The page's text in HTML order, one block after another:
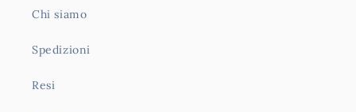
Chi siamo
Spedizioni
Resi